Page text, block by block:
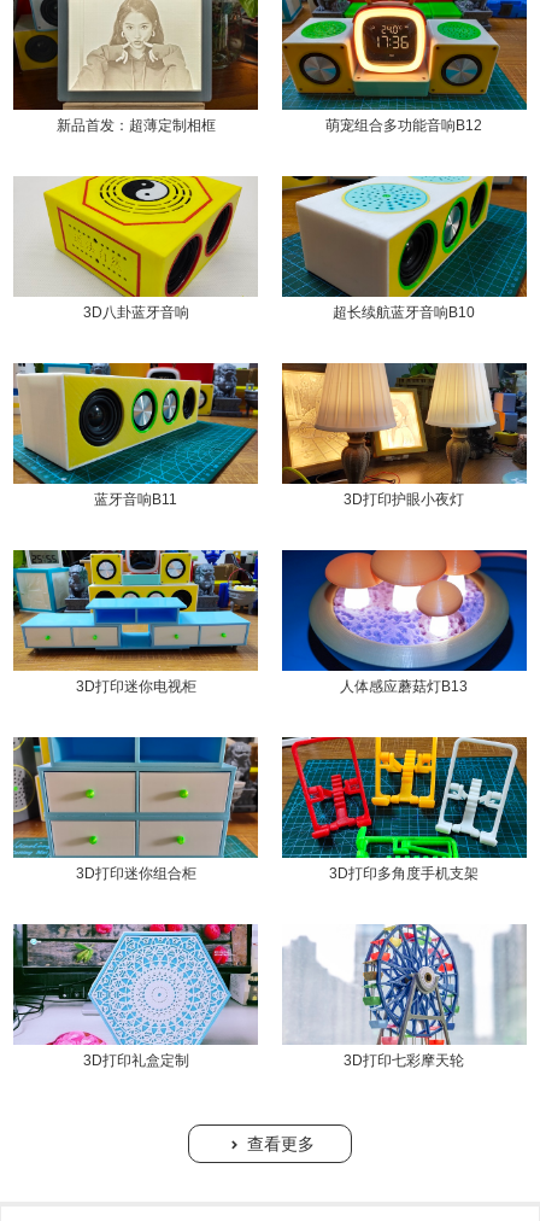
新品首发：超薄定制相框 萌宠组合多功能音响B12
3D八卦蓝牙音响 超长续航蓝牙音响B10
蓝牙音响B11 3D打印护眼小夜灯
3D打印迷你电视柜 人体感应蘑菇灯B13
3D打印迷你组合柜 3D打印多角度手机支架
3D打印礼盒定制 3D打印七彩摩天轮
 查看更多